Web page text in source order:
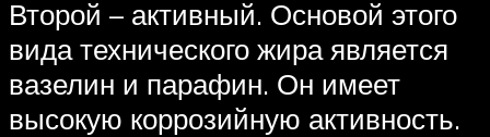
Второй – активный. Основой этого
вида технического жира является
вазелин и парафин. Он имеет
высокую коррозийную активность.